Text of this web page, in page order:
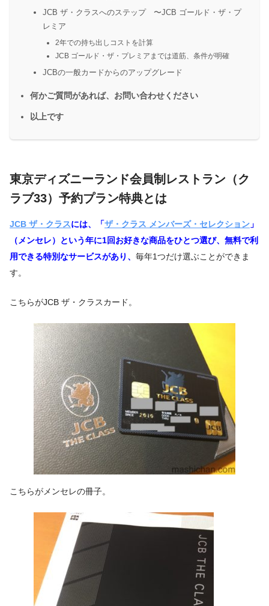
JCB ザ・クラスへのステップ 〜JCB ゴールド・ザ・プ
レミア
2年での持ち出しコストを計算
JCB ゴールド・ザ・プレミアまでは道筋、条件が明確
JCBの一般カードからのアップグレード
何かご質問があれば、お問い合わせください
以上です
東京ディズニーランド会員制レストラン（ク
ラブ33）予約プラン特典とは
JCB ザ・クラスには、「ザ・クラス メンバーズ・セレクション 」
（メンセレ）という年に1回お好きな商品をひとつ選び、無料で利
用できる特別なサービスがあり、 毎年1つだけ選ぶことができま
す。
こちらがJCB ザ・クラスカード。
こちらがメンセレの冊子。